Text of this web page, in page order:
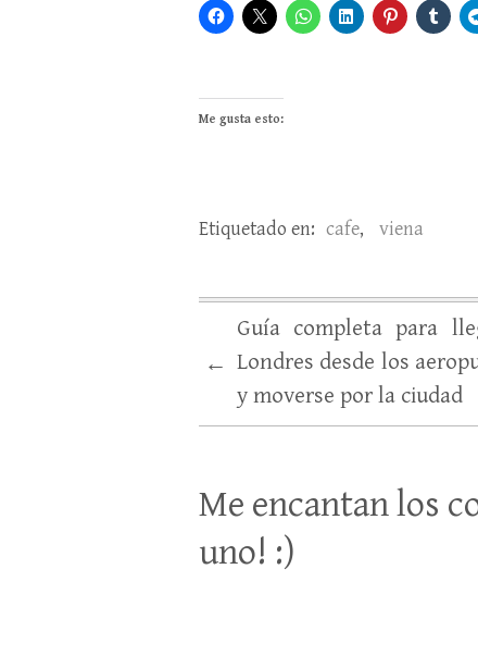
Me gusta esto:
Etiquetado en: cafe, viena
←
Guía completa para
Londres desde los
y moverse por la ciudad
Me encantan los
uno! :)